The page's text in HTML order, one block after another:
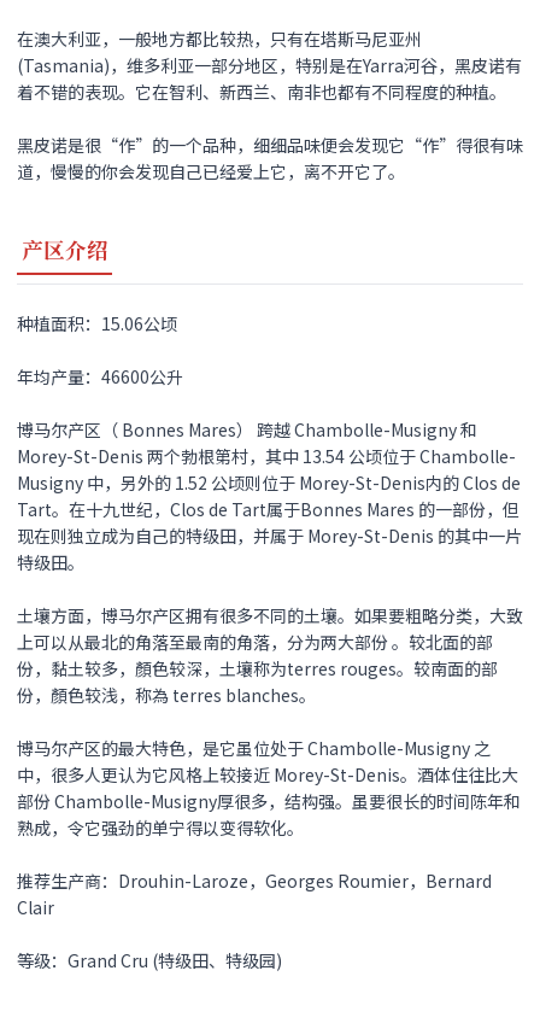
在澳大利亚，一般地方都比较热，只有在塔斯马尼亚州
(Tasmania)，维多利亚一部分地区，特别是在Yarra河谷， 黑皮诺有
着不错的表现。它在智利、新西兰、南非也都有不同程度的种植。
黑皮诺是很“作”的一个品种，细细品味便会发现它“作”得很有味
道，慢慢的你会发现自己已经爱上它，离不开它了。
产区介绍
种植面积：15.06公顷
年均产量：46600公升
博马尔产区（ Bonnes Mares） 跨越 Chambolle-Musigny 和
Morey-St-Denis 两个勃根第村，其中 13.54 公顷位于 Chambolle-
Musigny 中，另外的 1.52 公顷则位于 Morey-St-Denis内的 Clos de
Tart。在十九世纪，Clos de Tart属于Bonnes Mares 的一部份，但
现在则独立成为自己的特级田，并属于 Morey-St-Denis 的其中一片
特级田。
土壤方面，博马尔产区拥有很多不同的土壤。如果要粗略分类，大致
上可以从最北的角落至最南的角落，分为两大部份 。较北面的部
份，黏土较多，顏色较深，土壤称为terres rouges。较南面的部
份，顏色较浅，称為 terres blanches。
博马尔产区的最大特色，是它虽位处于 Chambolle-Musigny 之
中，很多人更认为它风格上较接近 Morey-St-Denis。酒体住往比大
部份 Chambolle-Musigny厚很多，结构强。虽要很长的时间陈年和
熟成，令它强劲的单宁得以变得软化。
推荐生产商：Drouhin-Laroze，Georges Roumier，Bernard
Clair
等级：Grand Cru (特级田、特级园)